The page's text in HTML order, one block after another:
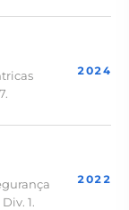
2024
1.
2022